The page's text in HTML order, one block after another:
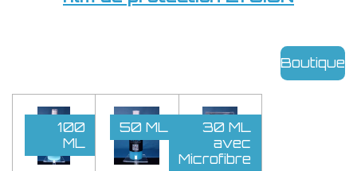
Boutique
100
ML
50 ML
30 ML
avec
Microfibre